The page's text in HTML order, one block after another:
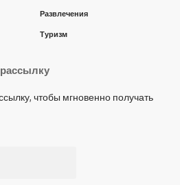
Развлечения
Туризм
чтобы мгновенно получать